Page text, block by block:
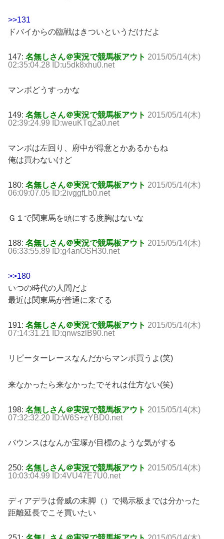
>>131
ドバイからの臨戦はきついというだけだよ
147: 名無しさん＠実況で競馬板アウト 2015/05/14(木)
02:35:04.28 ID:u5dk8xhu0.net
マンボどうすっかな
149: 名無しさん＠実況で競馬板アウト 2015/05/14(木)
02:39:24.99 ID:weuKTqZa0.net
マンボは左回り、府中が得意とかあるかもね
俺は買わないけど
180: 名無しさん＠実況で競馬板アウト 2015/05/14(木)
06:09:07.05 ID:2ivggfLb0.net
Ｇ１で関東馬を頭にする度胸はないな
188: 名無しさん＠実況で競馬板アウト 2015/05/14(木)
06:33:55.89 ID:g4anOSH30.net
>>180
いつの時代の人間だよ
最近は関東馬が普通に来てる
191: 名無しさん＠実況で競馬板アウト 2015/05/14(木)
07:14:31.21 ID:qnwszlB90.net
リピーターレースなんだからマンボ買うよ(笑)
来なかったら来なかったでそれは仕方ない(笑)
198: 名無しさん＠実況で競馬板アウト 2015/05/14(木)
07:32:32.20 ID:W6S+zYBD0.net
バウンスはなんか宝塚が目標のような気がする
250: 名無しさん＠実況で競馬板アウト 2015/05/14(木)
10:03:04.99 ID:4VU47E7U0.net
ディアデラは脅威の末脚（）で掲示板までは分かった
距離延長でこそ買いたい